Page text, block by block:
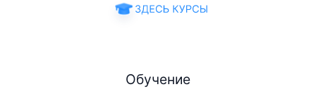
Обучение